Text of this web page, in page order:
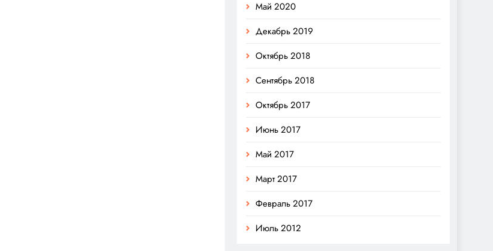
Май 2020
Декабрь 2019
Октябрь 2018
Сентябрь 2018
Октябрь 2017
Июнь 2017
Май 2017
Март 2017
Февраль 2017
Июль 2012